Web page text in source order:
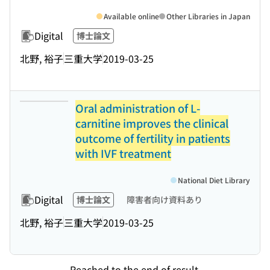
Digital 博士論文
北野, 裕子三重大学2019-03-25
Available online Other Libraries in Japan
Oral administration of L-
carnitine improves the clinical
outcome of fertility in patients
with IVF treatment
Digital 博士論文 障害者向け資料あり
北野, 裕子三重大学2019-03-25
National Diet Library